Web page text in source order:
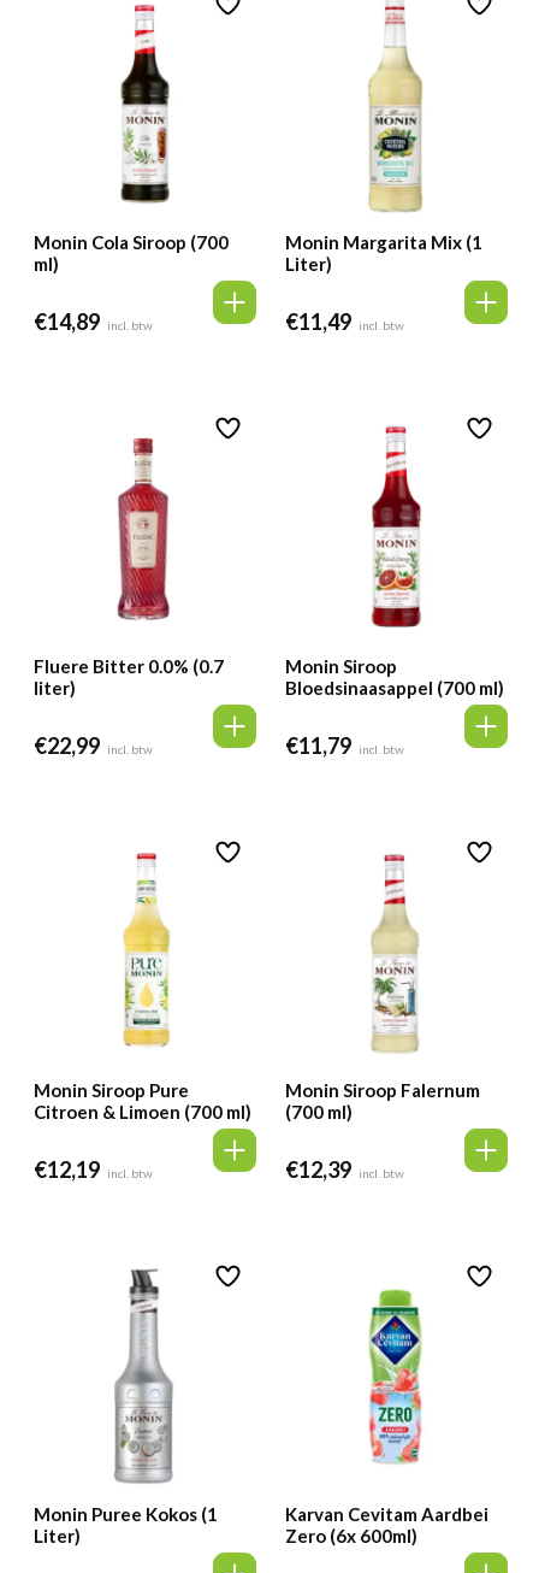
Monin Cola Siroop (700
ml)
€14,89 incl. btw
Monin Margarita Mix (1
Liter)
€11,49 incl. btw
Fluere Bitter 0.0% (0.7
liter)
€22,99 incl. btw
Monin Siroop
Bloedsinaasappel (700 ml)
€11,79 incl. btw
Monin Siroop Pure
Citroen & Limoen (700 ml)
€12,19 incl. btw
Monin Siroop Falernum
(700 ml)
€12,39 incl. btw
Monin Puree Kokos (1
Liter)
Karvan Cevitam Aardbei
Zero (6x 600ml)